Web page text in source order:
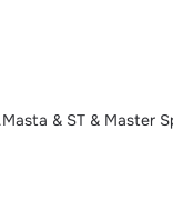
& ST & Master